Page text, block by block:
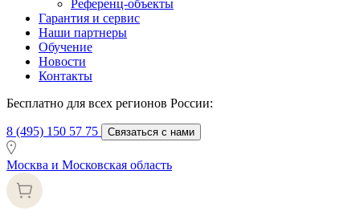
Референц-объекты
Гарантия и сервис
Наши партнеры
Обучение
Новости
Контакты
Бесплатно для всех регионов России:
8 (495) 150 57 75 Связаться с нами
Москва и Московская область